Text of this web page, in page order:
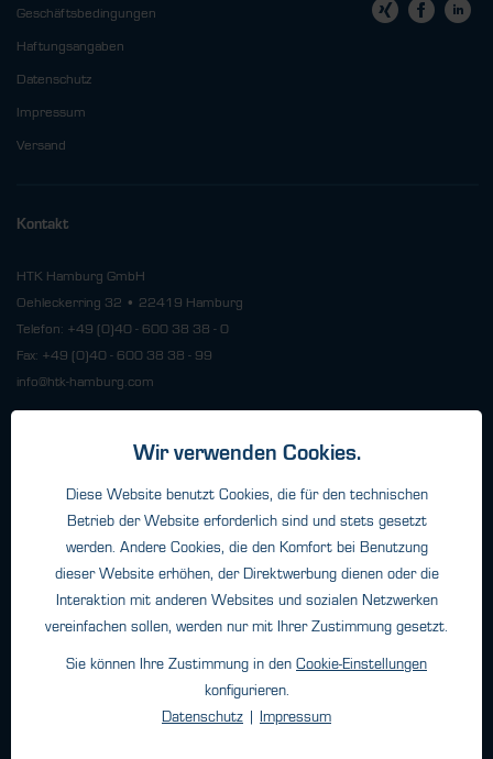
Geschäftsbedingungen
Haftungsangaben
Datenschutz
Impressum
Versand
Kontakt
HTK Hamburg GmbH
Oehleckerring 32 • 22419 Hamburg
Telefon: +49 (0)40 - 600 38 38 - 0
Fax: +49 (0)40 - 600 38 38 - 99
info@htk-hamburg.com
Weitere Standorte
Unternehmen
Wir verwenden Cookies.
Diese Website benutzt Cookies, die für den technischen
Betrieb der Website erforderlich sind und stets gesetzt
werden. Andere Cookies, die den Komfort bei Benutzung
dieser Website erhöhen, der Direktwerbung dienen oder die
Interaktion mit anderen Websites und sozialen Netzwerken
vereinfachen sollen, werden nur mit Ihrer Zustimmung gesetzt.
Sie können Ihre Zustimmung in den Cookie-Einstellungen
konfigurieren.
Datenschutz | Impressum